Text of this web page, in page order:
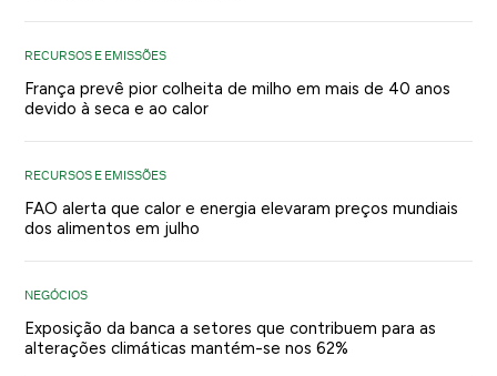
RECURSOS E EMISSÕES
França prevê pior colheita de milho em mais de 40 anos
devido à seca e ao calor
RECURSOS E EMISSÕES
FAO alerta que calor e energia elevaram preços mundiais
dos alimentos em julho
NEGÓCIOS
Exposição da banca a setores que contribuem para as
alterações climáticas mantém-se nos 62%